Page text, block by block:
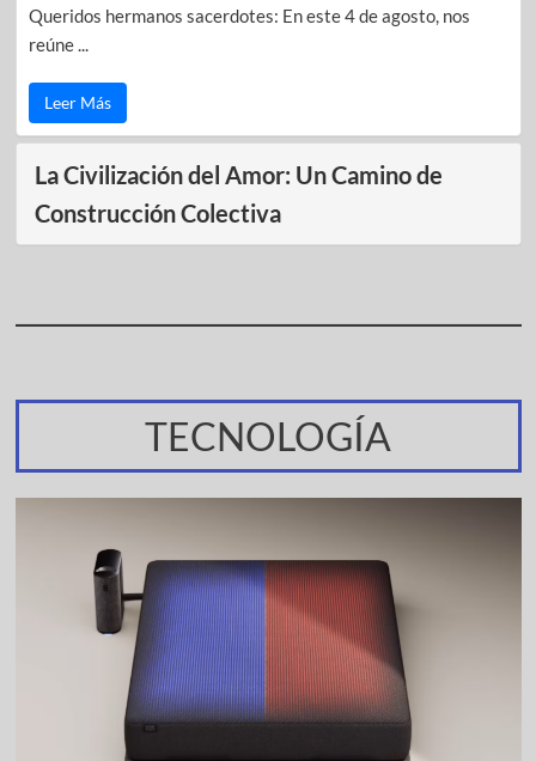
Queridos hermanos sacerdotes: En este 4 de agosto, nos
reúne ...
Leer Más
La Civilización del Amor: Un Camino de
Construcción Colectiva
TECNOLOGÍA